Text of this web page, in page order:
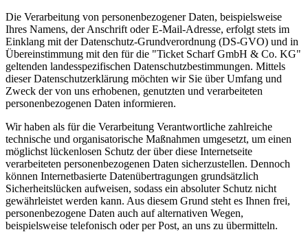
Die Verarbeitung von personenbezogener Daten, beispielsweise
Ihres Namens, der Anschrift oder E-Mail-Adresse, erfolgt stets im
Einklang mit der Datenschutz-Grundverordnung (DS-GVO) und in
Übereinstimmung mit den für die "Ticket Scharf GmbH & Co. KG"
geltenden landesspezifischen Datenschutzbestimmungen. Mittels
dieser Datenschutzerklärung möchten wir Sie über Umfang und
Zweck der von uns erhobenen, genutzten und verarbeiteten
personenbezogenen Daten informieren.
Wir haben als für die Verarbeitung Verantwortliche zahlreiche
technische und organisatorische Maßnahmen umgesetzt, um einen
möglichst lückenlosen Schutz der über diese Internetseite
verarbeiteten personenbezogenen Daten sicherzustellen. Dennoch
können Internetbasierte Datenübertragungen grundsätzlich
Sicherheitslücken aufweisen, sodass ein absoluter Schutz nicht
gewährleistet werden kann. Aus diesem Grund steht es Ihnen frei,
personenbezogene Daten auch auf alternativen Wegen,
beispielsweise telefonisch oder per Post, an uns zu übermitteln.